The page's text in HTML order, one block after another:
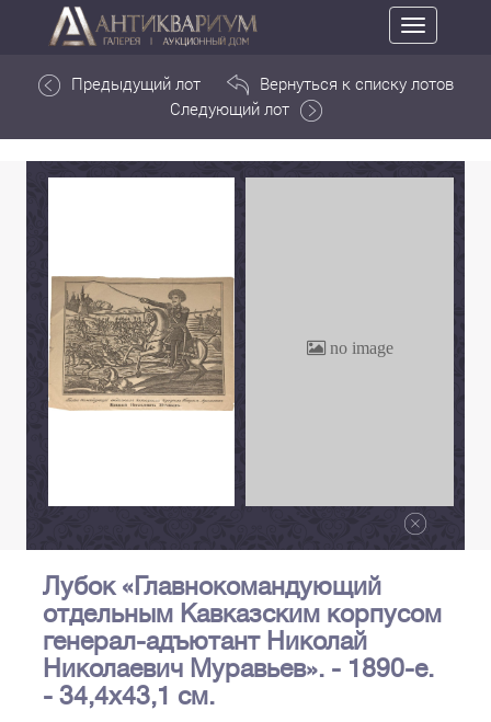
Toggle
navigation
Предыдущий лот
Вернуться к списку лотов
Следующий лот
Лубок «Главнокомандующий
отдельным Кавказским корпусом
генерал-адъютант Николай
Николаевич Муравьев». - 1890-е.
- 34,4х43,1 см.